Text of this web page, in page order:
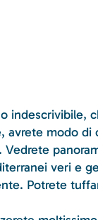
indescrivibile,
avrete modo
veri e
Potrete